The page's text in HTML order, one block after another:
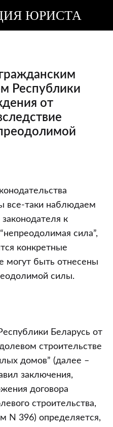
ЮРИСТА
Республики
от
все-таки наблюдаем
к
сила”,
конкретные
могут быть отнесены
силы.
Беларусь от
строительстве
домов” (далее –
заключения,
договора
строительства,
N 396) определяется,